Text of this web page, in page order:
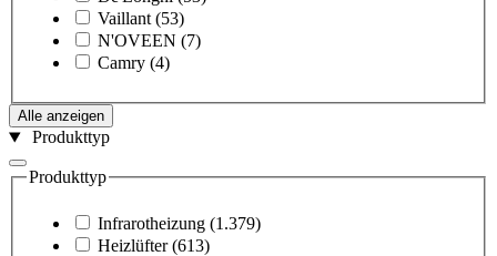
Vaillant (53)
N'OVEEN (7)
Camry (4)
Alle anzeigen
Produkttyp
Produkttyp
Infrarotheizung (1.379)
Heizlüfter (613)